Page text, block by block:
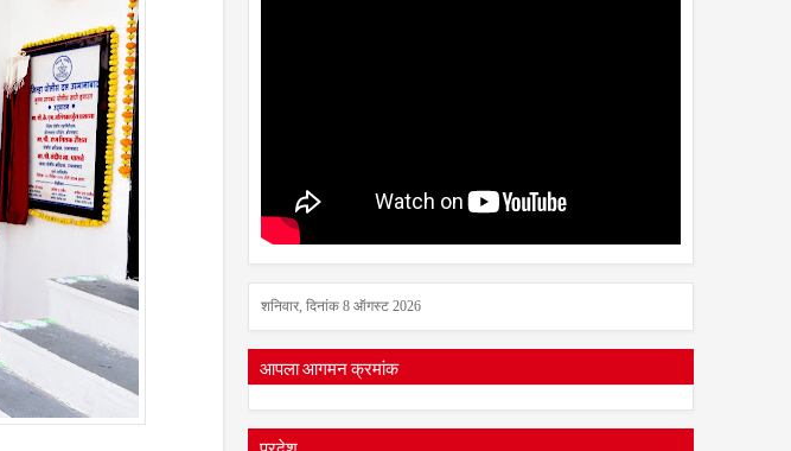
शनिवार, दिनांक 8 ऑगस्ट 2026
आपला आगमन क्रमांक